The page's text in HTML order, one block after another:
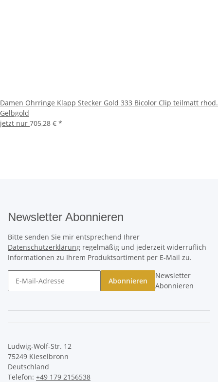
Damen Ohrringe Klapp Stecker Gold 333 Bicolor Clip teilmatt rhod.
Gelbgold
jetzt nur 705,28 € *
Newsletter Abonnieren
Bitte senden Sie mir entsprechend Ihrer
Datenschutzerklärung regelmäßig und jederzeit widerruflich
Informationen zu Ihrem Produktsortiment per E-Mail zu.
Abonnieren
Newsletter
Abonnieren
Ludwig-Wolf-Str. 12
75249 Kieselbronn
Deutschland
Telefon: +49 179 2156538